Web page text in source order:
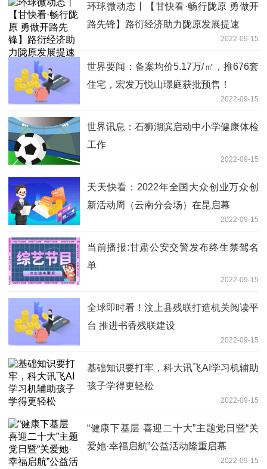
环球微动态丨【甘快看·畅行陇原 勇做开
路先锋】路衍经济助力陇原发展提速
2022-09-15
世界要闻：备案均价5.17万/㎡，推676套
住宅，宏发万悦山璟庭获批预售！
2022-09-15
世界讯息：石狮湖滨启动中小学健康体检
工作
2022-09-15
天天快看：2022年全国大众创业万众创
新活动周（云南分会场）在昆启幕
2022-09-15
当前播报:甘肃公安交警发布终生禁驾名
单
2022-09-15
全球即时看！汶上县残联打造机关阅读平
台 推进书香残联建设
2022-09-15
基础知识要打牢，科大讯飞AI学习机辅助
孩子学得更轻松
2022-09-15
“健康下基层 喜迎二十大”主题党日暨“关
爱她·幸福启航”公益活动隆重启幕
2022-09-15